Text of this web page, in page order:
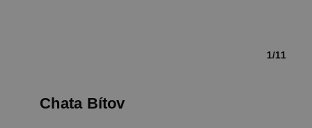
1/11
Chata Bítov